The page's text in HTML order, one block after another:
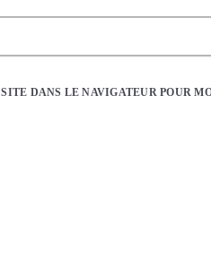
DANS LE NAVIGATEUR POUR